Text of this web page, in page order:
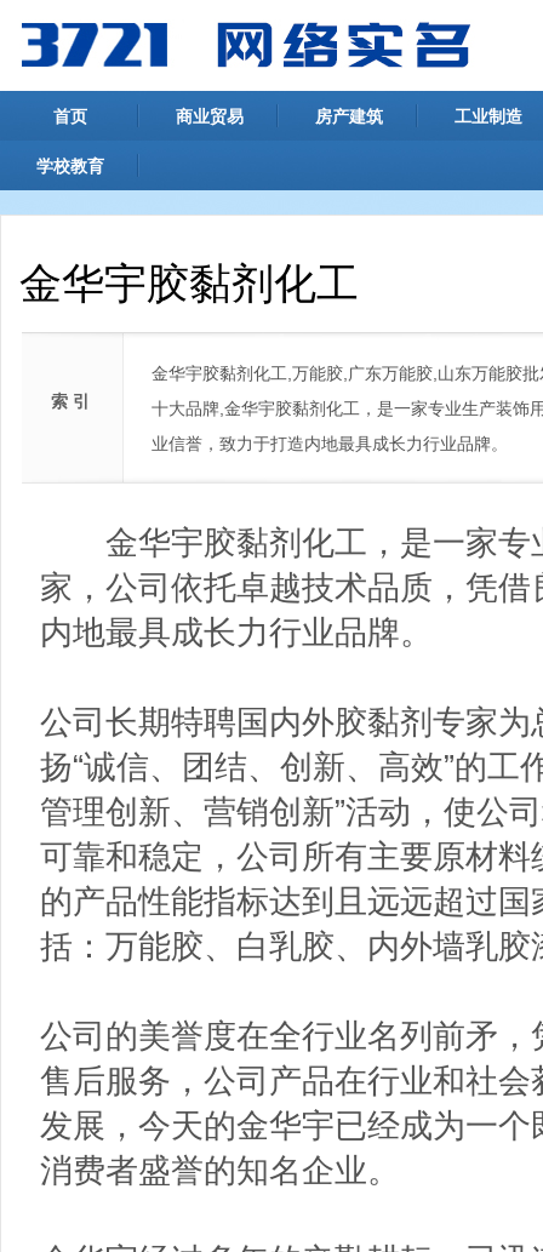
首页 商业贸易 房产建筑 工业制造
学校教育
金华宇胶黏剂化工
索 引
金华宇胶黏剂化工,万能胶,广东万能胶,山东万能胶
十大品牌,金华宇胶黏剂化工，是一家专业生产装饰
业信誉，致力于打造内地最具成长力行业品牌。
金华宇胶黏剂化工，是一家专
家，公司依托卓越技术品质，凭
内地最具成长力行业品牌。
公司长期特聘国内外胶黏剂专家
扬“诚信、团结、创新、高效”的工
管理创新、营销创新”活动，使公
可靠和稳定，公司所有主要原材
的产品性能指标达到且远远超过
括：万能胶、白乳胶、内外墙乳胶
公司的美誉度在全行业名列前矛
售后服务，公司产品在行业和社
发展，今天的金华宇已经成为一
消费者盛誉的知名企业。